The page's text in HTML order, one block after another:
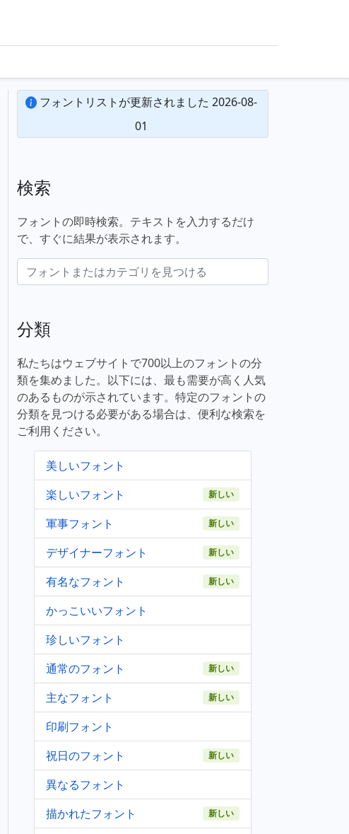
フォントリストが更新されました 2026-08-
01
検索
フォントの即時検索。テキストを入力するだけ
で、すぐに結果が表示されます。
分類
私たちはウェブサイトで700以上のフォントの分
類を集めました。以下には、最も需要が高く人気
のあるものが示されています。特定のフォントの
分類を見つける必要がある場合は、便利な検索を
ご利用ください。
美しいフォント
楽しいフォント
新しい
軍事フォント 新しい
デザイナーフォント 新しい
有名なフォント 新しい
かっこいいフォント
珍しいフォント
通常のフォント
新しい
主なフォント 新しい
印刷フォント
祝日のフォント
新しい
異なるフォント
描かれたフォント
新しい